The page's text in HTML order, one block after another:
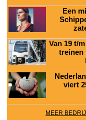
Een
Van 19 t/
treinen
viert
MEER